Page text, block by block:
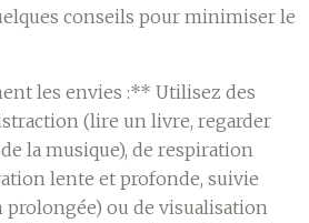
conseils pour minimiser le
les envies :** Utilisez des
(lire un livre, regarder
la musique), de respiration
lente et profonde, suivie
prolongée) ou de visualisation